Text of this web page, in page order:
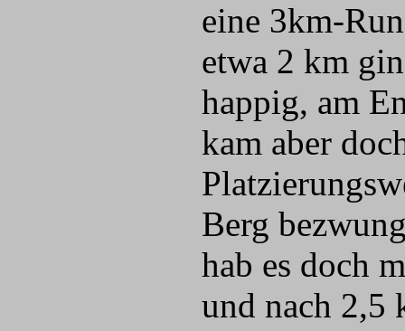
eine 3km-
etwa 2 km
happig, am
kam aber
Berg
hab es doch
und nach 2,5